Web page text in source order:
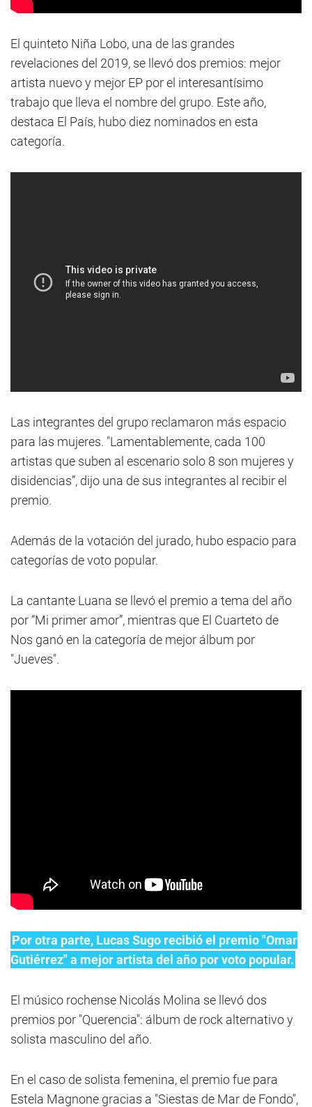
El quinteto Niña Lobo, una de las grandes
revelaciones del 2019, se llevó dos premios: mejor
artista nuevo y mejor EP por el interesantísimo
trabajo que lleva el nombre del grupo. Este año,
destaca El País, hubo diez nominados en esta
categoría.
Las integrantes del grupo reclamaron más espacio
para las mujeres. "Lamentablemente, cada 100
artistas que suben al escenario solo 8 son mujeres y
disidencias”, dijo una de sus integrantes al recibir el
premio.
Además de la votación del jurado, hubo espacio para
categorías de voto popular.
La cantante Luana se llevó el premio a tema del año
por “Mi primer amor”, mientras que El Cuarteto de
Nos ganó en la categoría de mejor álbum por
"Jueves".
Por otra parte, Lucas Sugo recibió el premio "Omar
Gutiérrez" a mejor artista del año por voto popular.
El músico rochense Nicolás Molina se llevó dos
premios por "Querencia": álbum de rock alternativo y
solista masculino del año.
En el caso de solista femenina, el premio fue para
Estela Magnone gracias a "Siestas de Mar de Fondo",